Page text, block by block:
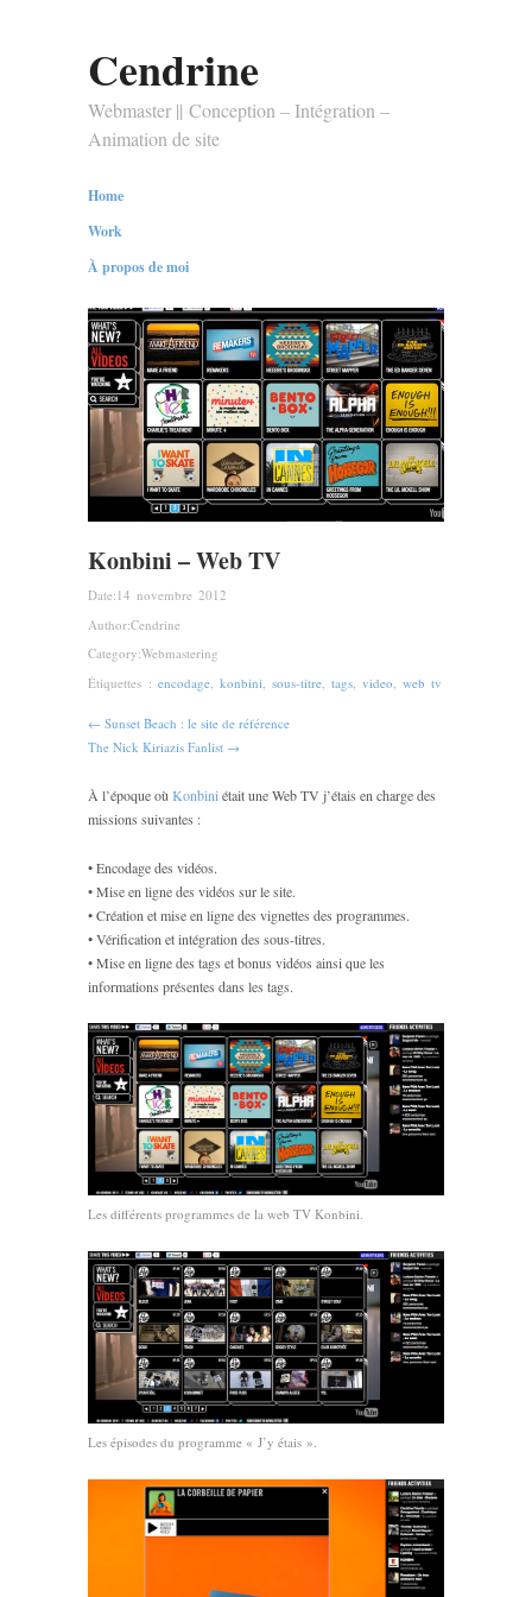
Cendrine
Webmaster || Conception – Intégration –
Animation de site
Home
Work
À propos de moi
Konbini – Web TV
Date: 14 novembre 2012
Author:Cendrine
Category:Webmastering
Étiquettes : encodage konbini sous-titre tags video web tv
← Sunset Beach : le site de référence
The Nick Kiriazis Fanlist →
À l’époque où Konbini était une Web TV j’étais en charge des
missions suivantes :
• Encodage des vidéos.
• Mise en ligne des vidéos sur le site.
• Création et mise en ligne des vignettes des programmes.
• Vérification et intégration des sous-titres.
• Mise en ligne des tags et bonus vidéos ainsi que les
informations présentes dans les tags.
Les différents programmes de la web TV Konbini.
Les épisodes du programme « J’y étais ».